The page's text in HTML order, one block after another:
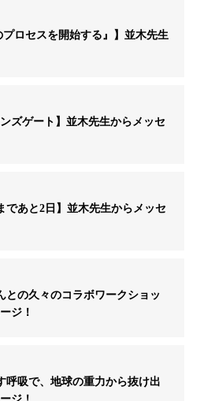
プロセスを開始する』】並木先生
ズゲート】並木先生からメッセ
であと2日】並木先生からメッセ
との久々のコラボワークショッ
ジ！
呼吸で、地球の重力から抜け出